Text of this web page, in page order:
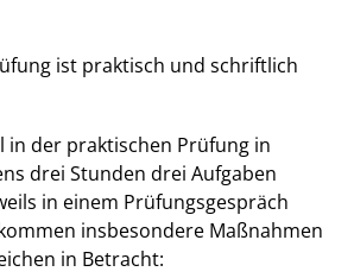
ist praktisch und schriftlich
in der praktischen Prüfung in
drei Stunden drei Aufgaben
in einem Prüfungsgespräch
insbesondere Maßnahmen
in Betracht: